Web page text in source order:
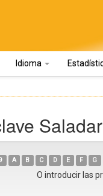
Idioma
A B C D E F G
O introducir las